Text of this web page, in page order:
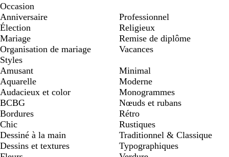
Occasion
Anniversaire
Élection
Mariage
Organisation de mariage
Professionnel
Religieux
Remise de diplôme
Vacances
Styles
Amusant
Aquarelle
Audacieux et color
BCBG
Bordures
Chic
Dessiné à la main
Dessins et textures
Minimal
Moderne
Monogrammes
Nœuds et rubans
Rétro
Rustiques
Traditionnel & Classique
Typographiques